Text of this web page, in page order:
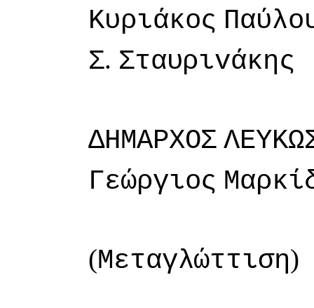
Κυριάκoς
Σ. Σταυριvάκης
ΔΗΜΑΡΧΟΣ
Γεώργιoς
(Μεταγλώττιση)